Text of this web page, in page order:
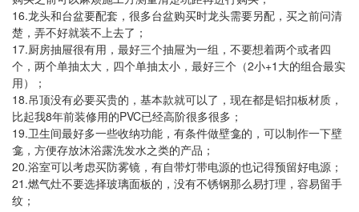
16.龙头和台盆要配套，很多台盆购买时龙头需要另配，买之前问清
楚，弄不好就装不上去了 ；
17.厨房抽屉很有用，最好三个抽屉为一组，不要想着两个或者四
个，两个单抽太大，四个单抽太小，最好三个（2小+1 大的组合最实
用）；
18.吊顶没有必要买贵的，基本款就可以了，现在都是铝扣板材质，
比起我8年前装修用的PVC已经高阶很多很多；
19.卫生间最好多一些收纳功能，有条件做壁龛的，可以制作一下壁
龛，方便存放沐浴露洗发水之类的产品；
20.浴室可以考虑买防雾镜，有自带灯带电源的也记得预留好电源；
21.燃气灶不要选择玻璃面板的，没有不锈钢那么易打理，容易留手
纹；